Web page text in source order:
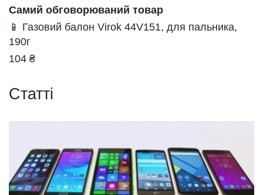
Самий обговорюваний товар
📱 Газовий балон Virok 44V151, для пальника,
190г
104 ₴
Cтатті